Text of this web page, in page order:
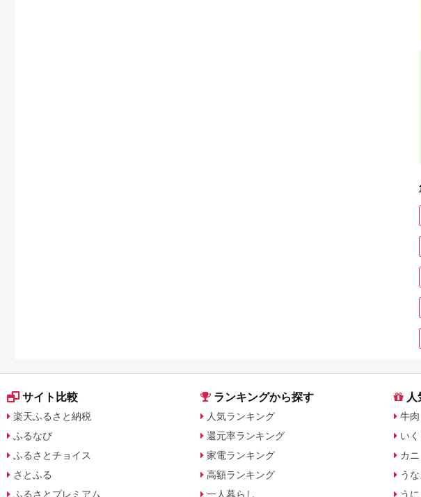
サイト比較
楽天ふるさと納税
ふるなび
ふるさとチョイス
さとふる
ふるさとプレミアム
ランキングから探す
人気ランキング
還元率ランキング
家電ランキング
高額ランキング
一人暮らし
牛肉
いく
カニ
う
うに